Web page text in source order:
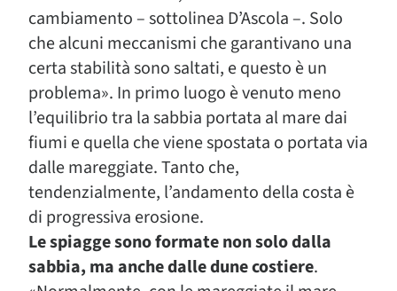
cambiamento – sottolinea D’Ascola –. Solo
che alcuni meccanismi che garantivano una
certa stabilità sono saltati, e questo è un
problema». In primo luogo è venuto meno
l’equilibrio tra la sabbia portata al mare dai
fiumi e quella che viene spostata o portata via
dalle mareggiate. Tanto che,
tendenzialmente, l’andamento della costa è
di progressiva erosione.
Le spiagge sono formate non solo dalla
sabbia, ma anche dalle dune costiere.